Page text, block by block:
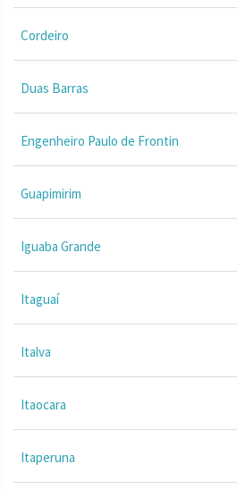
Cordeiro
Duas Barras
Engenheiro Paulo de Frontin
Guapimirim
Iguaba Grande
Itaguaí
Italva
Itaocara
Itaperuna